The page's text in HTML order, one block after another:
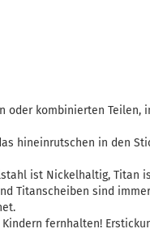
oder kombinierten Teilen,
hineinrutschen in den
ist Nickelhaltig, Titan
Titanscheiben sind
fernhalten!